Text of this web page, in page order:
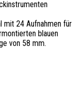
mit 24 Aufnahmen für
blauen
von 58 mm.